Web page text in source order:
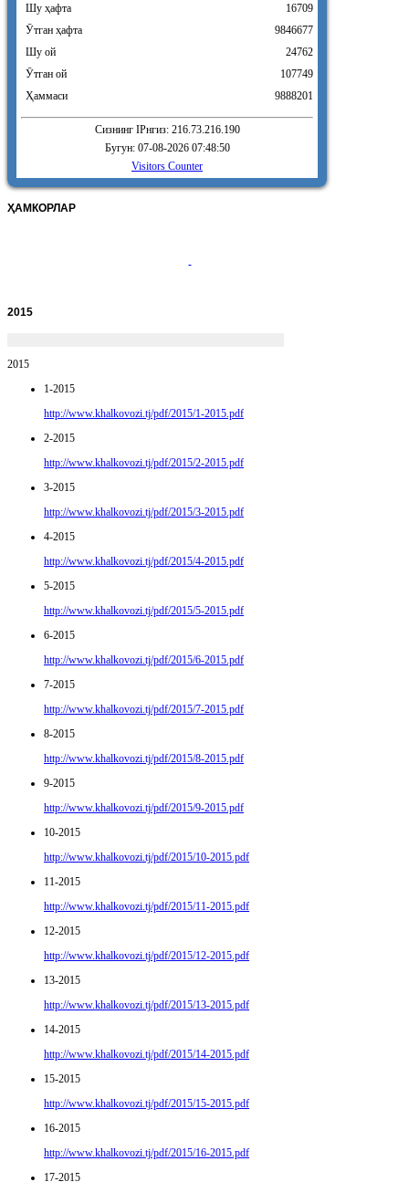
Шу ҳафта
Ӯтган ҳафта
Шу ой
Ӯтган ой
Ҳаммаси
16709
9846677
24762
107749
9888201
Сизнинг IPнгиз: 216.73.216.190
Бугун: 07-08-2026 07:48:50
Visitors Counter
ҲАМКОРЛАР
2015
2015
1-2015
http://www.khalkovozi.tj/pdf/2015/1-2015.pdf
2-2015
http://www.khalkovozi.tj/pdf/2015/2-2015.pdf
3-2015
http://www.khalkovozi.tj/pdf/2015/3-2015.pdf
4-2015
http://www.khalkovozi.tj/pdf/2015/4-2015.pdf
5-2015
http://www.khalkovozi.tj/pdf/2015/5-2015.pdf
6-2015
http://www.khalkovozi.tj/pdf/2015/6-2015.pdf
7-2015
http://www.khalkovozi.tj/pdf/2015/7-2015.pdf
8-2015
http://www.khalkovozi.tj/pdf/2015/8-2015.pdf
9-2015
http://www.khalkovozi.tj/pdf/2015/9-2015.pdf
10-2015
http://www.khalkovozi.tj/pdf/2015/10-2015.pdf
11-2015
http://www.khalkovozi.tj/pdf/2015/11-2015.pdf
12-2015
http://www.khalkovozi.tj/pdf/2015/12-2015.pdf
13-2015
http://www.khalkovozi.tj/pdf/2015/13-2015.pdf
14-2015
http://www.khalkovozi.tj/pdf/2015/14-2015.pdf
15-2015
http://www.khalkovozi.tj/pdf/2015/15-2015.pdf
16-2015
http://www.khalkovozi.tj/pdf/2015/16-2015.pdf
17-2015